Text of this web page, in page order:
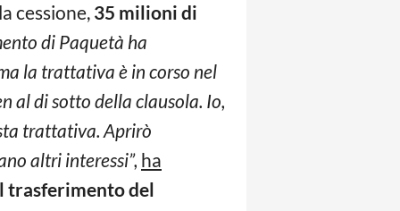
cessione,35 milioni di
di Paquetà ha
la trattativa è in corso nel
al di sotto della clausola. Io,
trattativa. Aprirò
altri interessi”, ha
trasferimento del